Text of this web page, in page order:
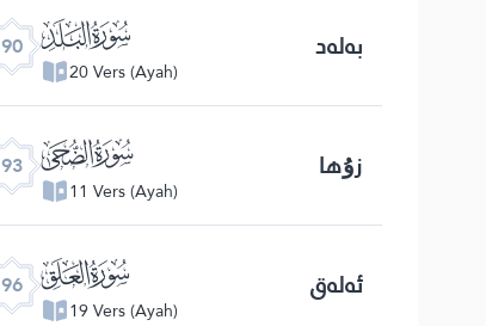
90 ﰇ
20 Vers (Ayah)
بەلەد
93 ﰊ
11 Vers (Ayah)
زۇھا
96 ﰍ
19 Vers (Ayah)
ئەلەق